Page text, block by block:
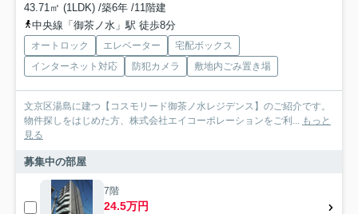
43.71㎡ (1LDK) /築6年 /11階建
中央線「御茶ノ水」駅 徒歩8分
オートロック エレベーター
宅配ボックス
インターネット対応
防犯カメラ 敷地内ごみ置き場
文京区湯島に建つ【コスモリード御茶ノ水レジデンス】のご紹介です。
物件探しをはじめた方、株式会社エイコーポレーションをご利... もっと
見る
募集中の部屋
7階
24.5万円